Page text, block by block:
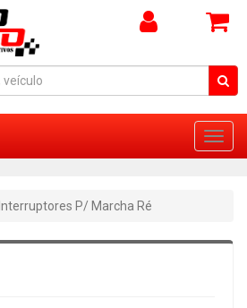
Interruptores P/ Marcha Ré